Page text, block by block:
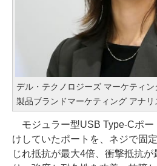
デル・テクノロジーズ マーケティ
製品ブランドマーケティング アナ
モジュラー型USB Type-Cポー
けしていたポートを、ネジで固
じれ抵抗が最大4倍、衝撃抵抗